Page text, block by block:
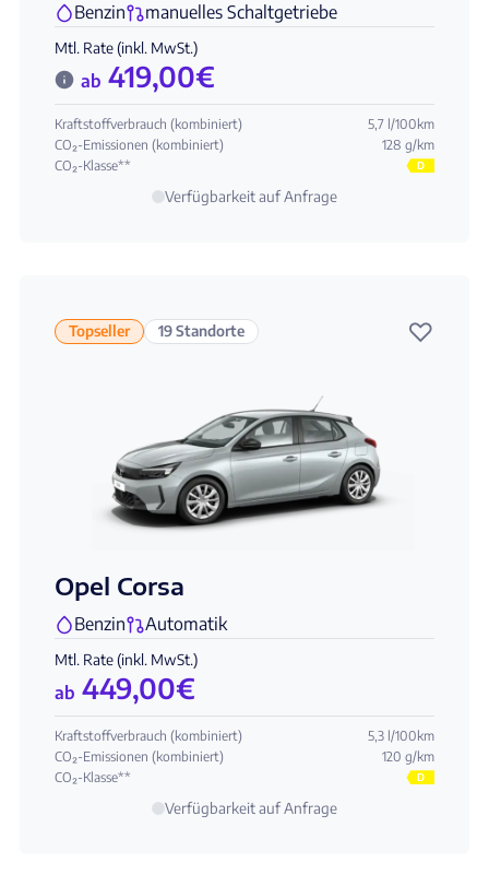
Benzin manuelles Schaltgetriebe
Mtl. Rate (inkl. MwSt.)
ab 419,00€
Kraftstoffverbrauch (kombiniert)
5,7 l/100km
CO₂-Emissionen (kombiniert)
128 g/km
CO₂-Klasse**
D
Verfügbarkeit auf Anfrage
Topseller 19 Standorte ♡
Opel Corsa
Benzin Automatik
Mtl. Rate (inkl. MwSt.)
ab 449,00€
Kraftstoffverbrauch (kombiniert)
5,3 l/100km
CO₂-Emissionen (kombiniert)
120 g/km
CO₂-Klasse**
D
Verfügbarkeit auf Anfrage